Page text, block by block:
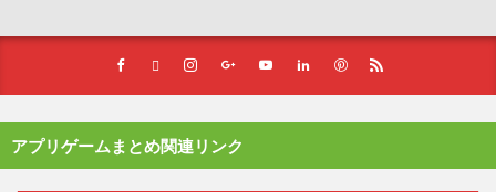
アプリゲームまとめ関連リンク